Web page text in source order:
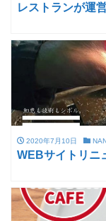
レストランが運
2020年7月10日
WEBサイトリニ